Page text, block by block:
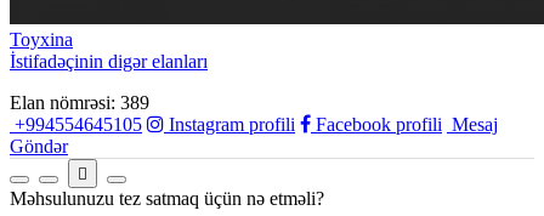
Toyxina
İstifadəçinin digər elanları
Elan nömrəsi: 389
+994554645105
Instagram profili Facebook profili Mesaj
Göndər
Məhsulunuzu tez satmaq üçün nə etməli?